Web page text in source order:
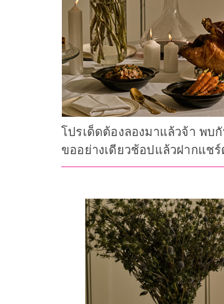
โปรเด็ดต้องลองมาแล้วจ้า พบ
ขออย่างเดียวช้อปแล้วฝากแช